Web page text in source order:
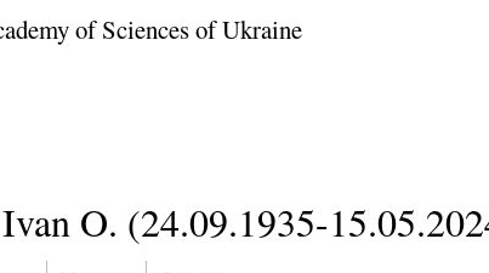
of Sciences of Ukraine
O. (24.09.1935-